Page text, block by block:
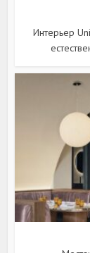
Интерьер